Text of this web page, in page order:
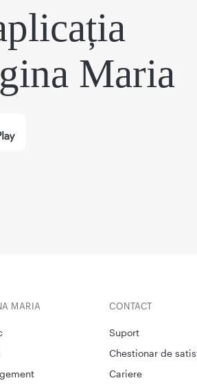
Maria
CONTACT
Suport
Chestionar de
Cariere
MARIA